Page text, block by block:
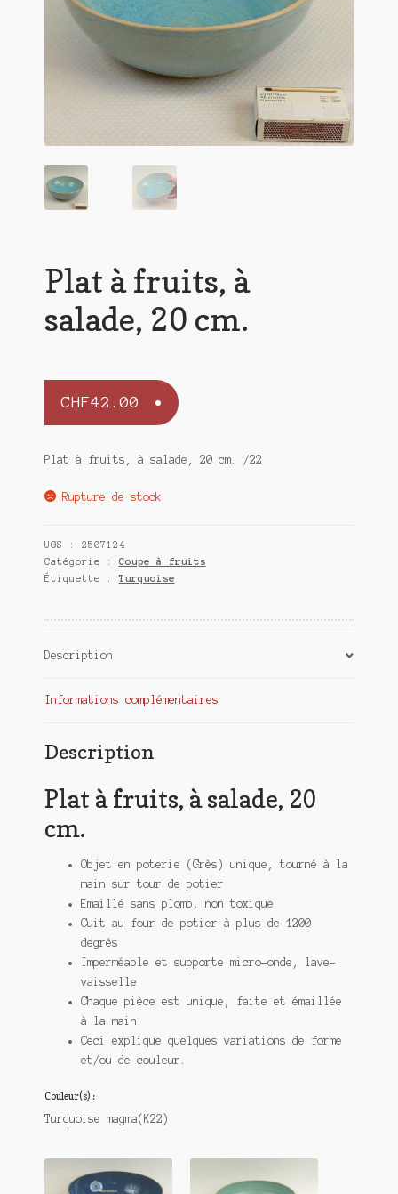
Plat à fruits, à
salade, 20 cm.
CHF42.00
Plat à fruits, à salade, 20 cm. /22
Rupture de stock
UGS : 2507124
Catégorie : Coupe à fruits
Étiquette :Turquoise
Description
Informations complémentaires
Description
Plat à fruits, à salade, 20
cm.
Objet en poterie (Grès) unique, tourné à la
main sur tour de potier
Emaillé sans plomb, non toxique
Cuit au four de potier à plus de 1200
degrés
Imperméable et supporte micro-onde, lave-
vaisselle
Chaque pièce est unique, faite et émaillée
à la main.
Ceci explique quelques variations de forme
et/ou de couleur.
Couleur(s) :
Turquoise magma(K22)